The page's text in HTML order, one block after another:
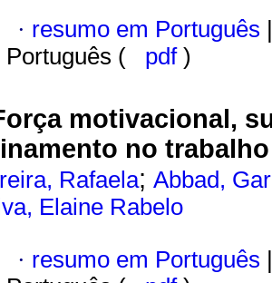
· resumo em Português
Português ( pdf )
motivacional,
no trabalho
Rafaela; Abbad,
Elaine Rabelo
· resumo em Português